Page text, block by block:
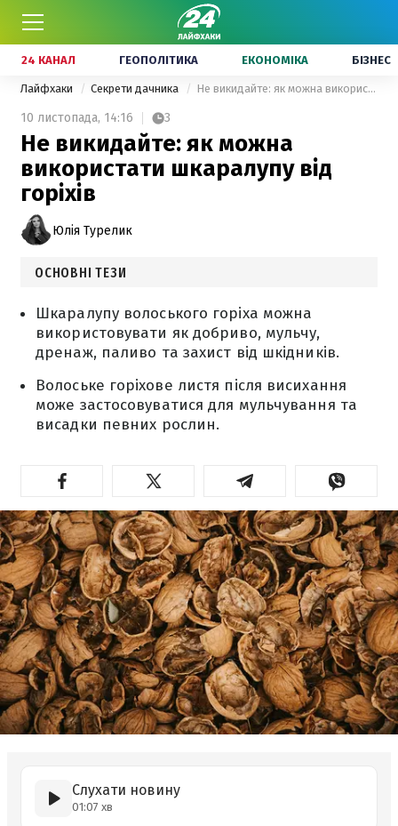
24 КАНАЛ ГЕОПОЛІТИКА ЕКОНОМІКА БІЗНЕС
Лайфхаки Секрети дачника Не викидайте: як можна використати шкаралупу від горіхів
10 листопада, 14:16 3
Не викидайте: як можна
використати шкаралупу від
горіхів
Юлія Турелик
ОСНОВНІ ТЕЗИ
Шкаралупу волоського горіха можна
використовувати як добриво, мульчу,
дренаж, паливо та захист від шкідників.
Волоське горіхове листя після висихання
може застосовуватися для мульчування та
висадки певних рослин.
Слухати новину
01:07 хв